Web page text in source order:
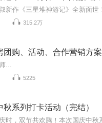
315.2万
团购、活动、合作营销方案
...
5225
秋系列打卡活动（完结）